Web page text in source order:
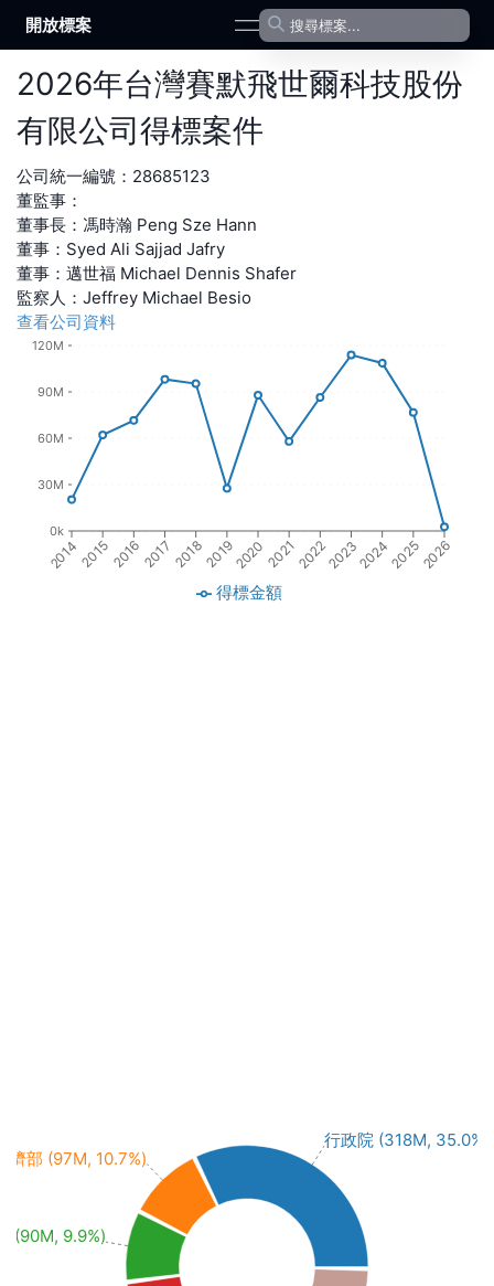
開放標案 open navigation menu
2026年台灣賽默飛世爾科技股份
有限公司得標案件
公司統一編號： 28685123
董監事：
董事長 ： 馮時瀚 Peng Sze Hann
董事 ： Syed Ali Sajjad Jafry
董事 ： 邁世福 Michael Dennis Shafer
監察人 ： Jeffrey Michael Besio
查看公司資料
2014201520162017201820192020202120222023202420252026
0k
30M
60M
90M
120M
得標金額
行政院 (318M, 35.0%)
濟部 (97M, 10.7%)
(90M, 9.9%)